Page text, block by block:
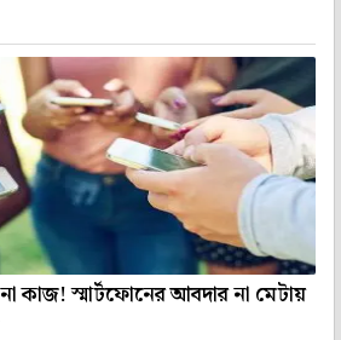
কাজ! স্মার্টফোনের আবদার না মেটায়